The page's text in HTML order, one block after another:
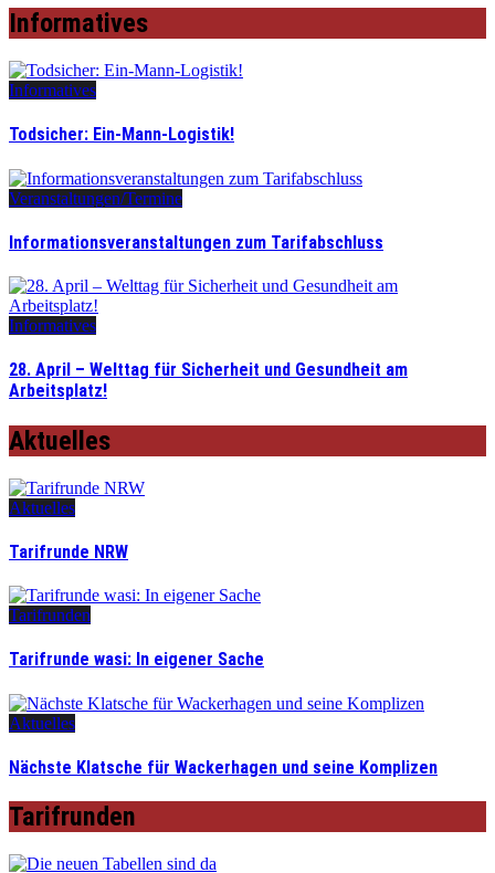
Informatives
Informatives
Todsicher: Ein-Mann-Logistik!
Veranstaltungen/Termine
Informationsveranstaltungen zum Tarifabschluss
Informatives
28. April – Welttag für Sicherheit und Gesundheit am
Arbeitsplatz!
Aktuelles
Aktuelles
Tarifrunde NRW
Tarifrunden
Tarifrunde wasi: In eigener Sache
Aktuelles
Nächste Klatsche für Wackerhagen und seine Komplizen
Tarifrunden